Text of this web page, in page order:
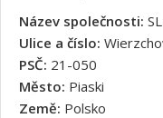
Název společnosti:
Ulice a číslo:
PSČ: 21-050
Město: Piaski
Země: Polsko